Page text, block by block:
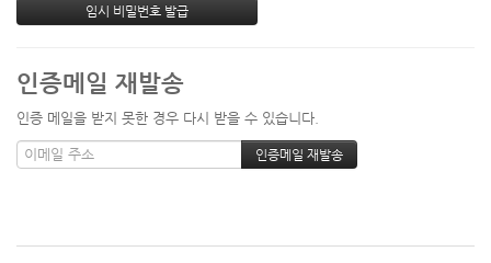
인증메일 재발송
인증 메일을 받지 못한 경우 다시 받을 수 있습니다.